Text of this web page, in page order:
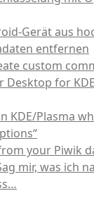
Gerät aus
entfernen
custom
Desktop for
KDE/Plasma
your Piwik
mir, was ich